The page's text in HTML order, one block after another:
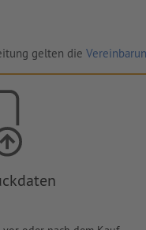
gelten die